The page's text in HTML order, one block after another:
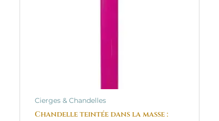
Cierges & Chandelles
Chandelle teintée dans la masse :